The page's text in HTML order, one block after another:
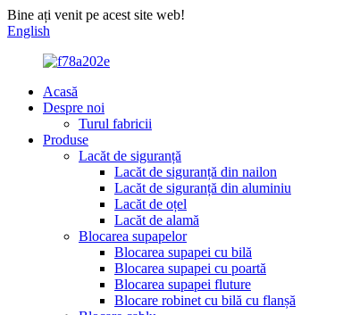
Bine ați venit pe acest site web!
English
Acasă
Despre noi
Turul fabricii
Produse
Lacăt de siguranță
Lacăt de siguranță din nailon
Lacăt de siguranță din aluminiu
Lacăt de oțel
Lacăt de alamă
Blocarea supapelor
Blocarea supapei cu bilă
Blocarea supapei cu poartă
Blocarea supapei fluture
Blocare robinet cu bilă cu flanșă